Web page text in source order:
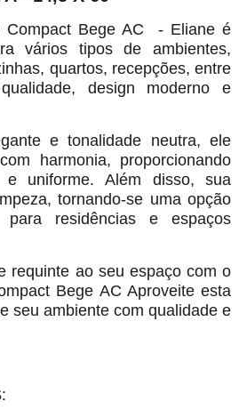
Compact Bege AC - Eliane é
vários tipos de ambientes,
quartos, recepções, entre
design moderno e
e tonalidade neutra, ele
harmonia, proporcionando
e uniforme. Além disso, sua
tornando-se uma opção
residências e espaços
requinte ao seu espaço com o
Bege AC Aproveite esta
seu ambiente com qualidade e
: